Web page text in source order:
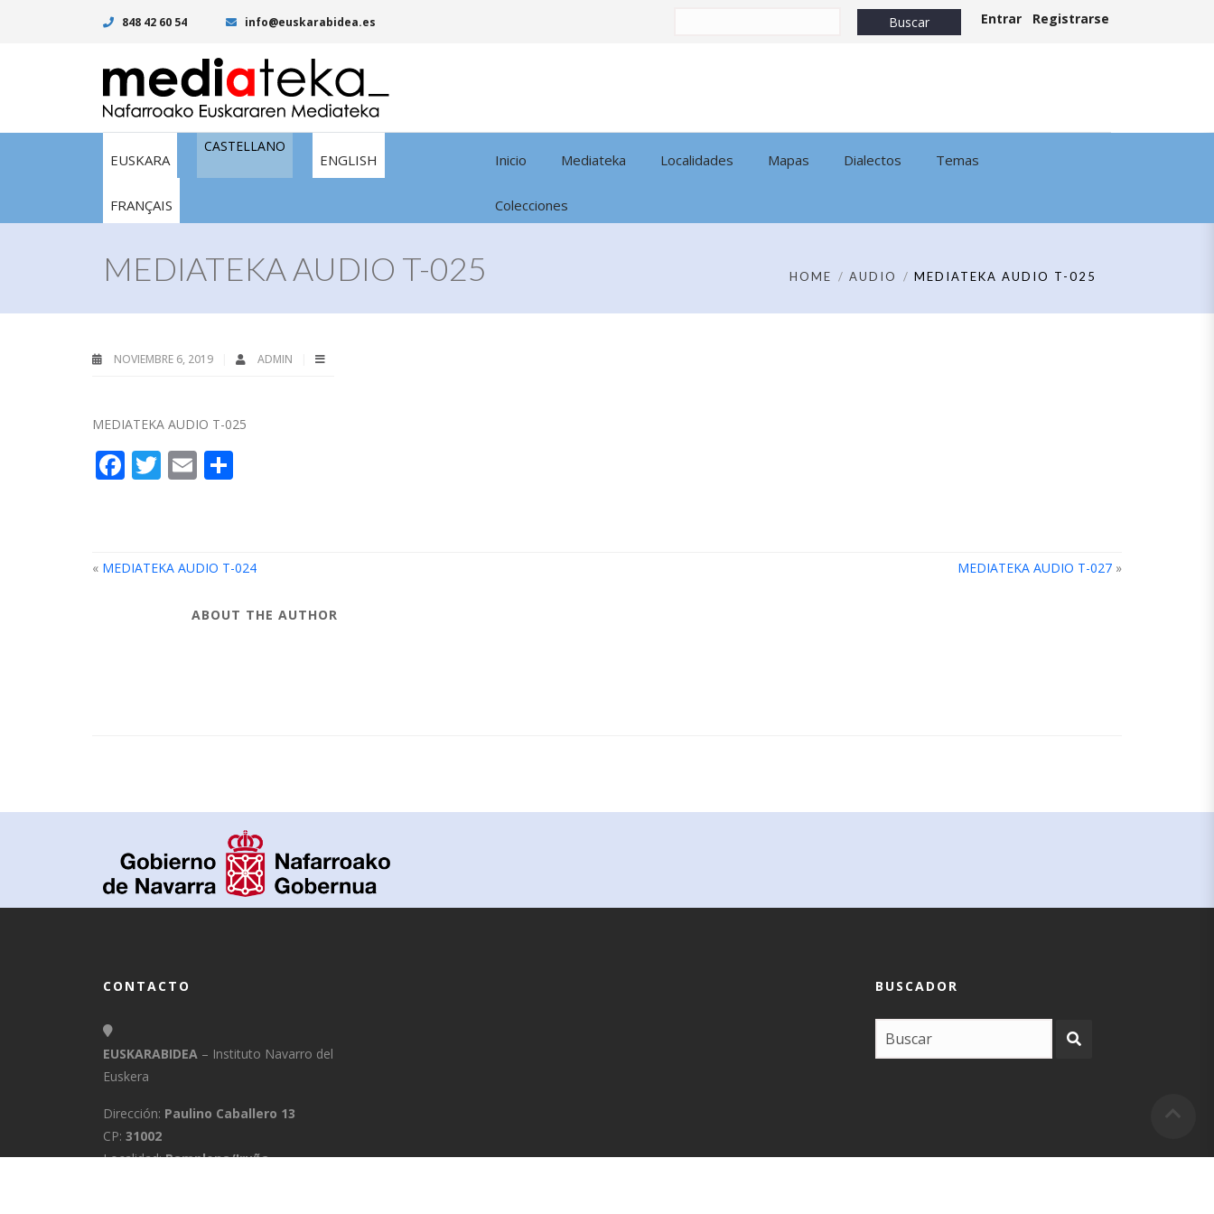
848 42 60 54 info@euskarabidea.es Entrar Registrarse
EUSKARA
CASTELLANO
ENGLISH
FRANÇAIS
Inicio Mediateka Localidades Mapas Dialectos Temas
Colecciones
MEDIATEKA AUDIO T-025 HOME AUDIO MEDIATEKA AUDIO T-025
NOVIEMBRE 6, 2019 ADMIN
MEDIATEKA AUDIO T-025
Facebook
Twitter
Email
« MEDIATEKA AUDIO T-024 MEDIATEKA AUDIO T-027 »
ABOUT THE AUTHOR
CONTACTO
EUSKARABIDEA – Instituto Navarro del
Euskera
Dirección: Paulino Caballero 13
CP: 31002
Localidad:Pamplona/Iruña
BUSCADOR